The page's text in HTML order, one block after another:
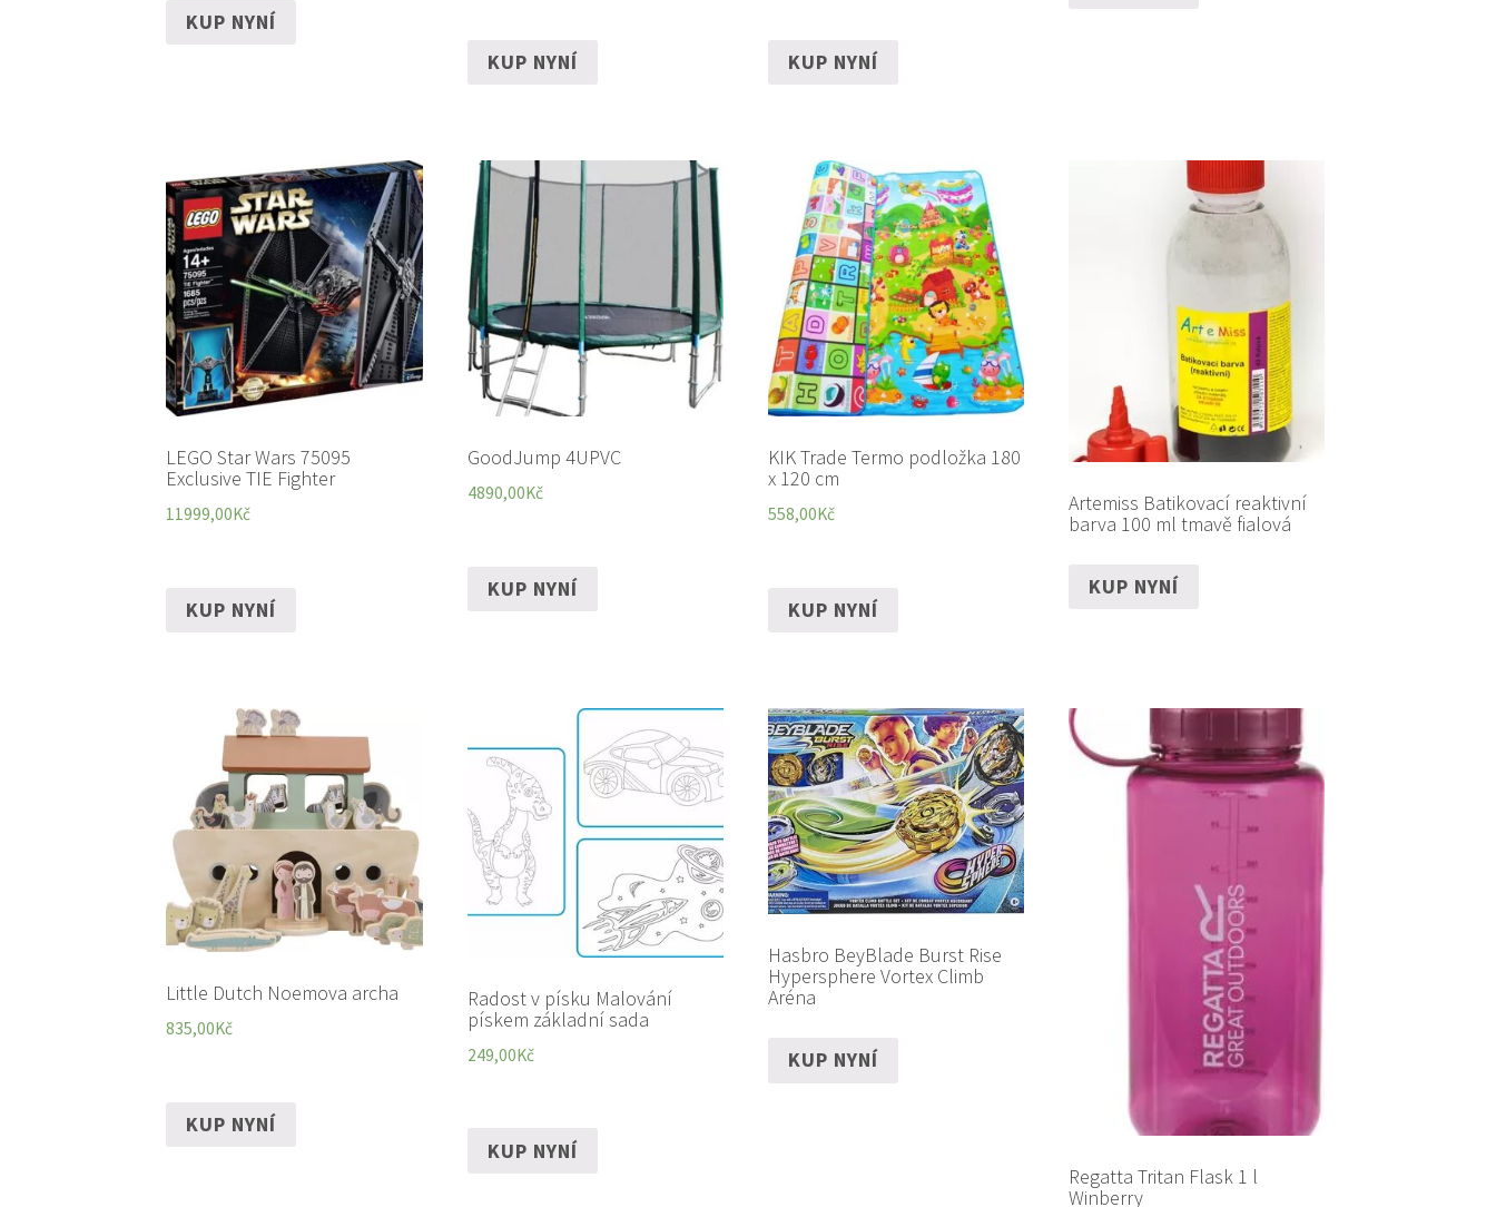
KUP NYNÍ
KUP NYNÍ KUP NYNÍ
LEGO Star Wars 75095
Exclusive TIE Fighter
11999,00Kč
KUP NYNÍ
GoodJump 4UPVC
4890,00Kč
KUP NYNÍ
KIK Trade Termo podložka 180
x 120 cm
558,00Kč
KUP NYNÍ
Artemiss Batikovací reaktivní
barva 100 ml tmavě fialová
KUP NYNÍ
Little Dutch Noemova archa
835,00Kč
KUP NYNÍ
Radost v písku Malování
pískem základní sada
249,00Kč
KUP NYNÍ
Hasbro BeyBlade Burst Rise
Hypersphere Vortex Climb
Aréna
KUP NYNÍ
Regatta Tritan Flask 1 l
Winberry